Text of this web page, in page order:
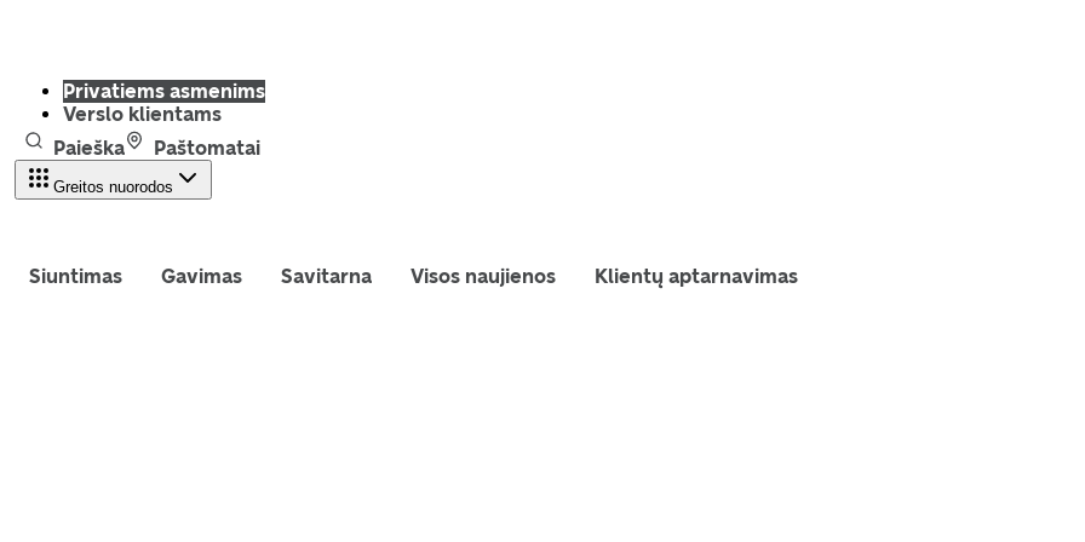
Privatiems asmenims
Verslo klientams
Paieška
Paštomatai
Greitos nuorodos
Siuntimas Gavimas Savitarna Visos naujienos Klientų aptarnavimas